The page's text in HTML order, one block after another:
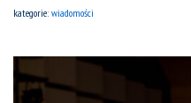
kategorie: wiadomości